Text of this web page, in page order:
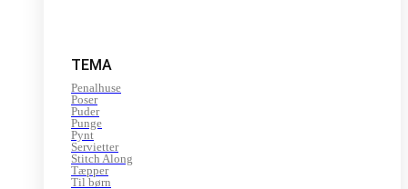
TEMA
Penalhuse
Poser
Puder
Punge
Pynt
Servietter
Stitch Along
Tæpper
Til børn